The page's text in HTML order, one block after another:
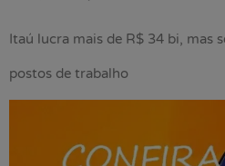
Itaú lucra mais de R$ 34 bi, mas
postos de trabalho